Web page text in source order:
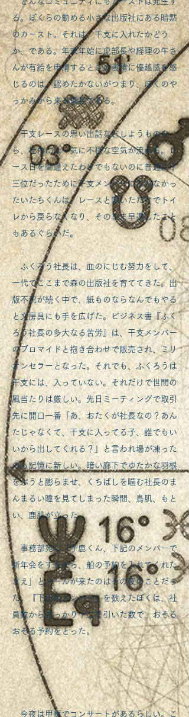
る。ぼくらの勤める小さな出版社にある暗黙
のカースト。それは、干支に入れたかどう
か、である。年末年始に虎部長や経理の牛さ
んが有給を申請するときの表情に優越感を感
じるのは、認めたかないがつまり、ぼくのや
っかみから来る偏見である。
干支レースの思い出話などしようものな
ら、社内には一気に不穏な空気が流れる。レ
ース日を間違えたわけでもないのに普通に十
三位だったために干支メンバーになれなかっ
たいたちくんは、レースと聞いただけでトイ
レから戻らなくなり、そのまま早退したこと
もあるぐらいだ。
ふくろう社長は、血のにじむ努力をして、
一代でここまで森の出版社を育ててきた。出
版不況が続く中で、紙ものならなんでもやる
と文房具にも手を広げた。ビジネス書『ふく
ろう社長の多大なる苦労』は、干支メンバー
のブロマイドと抱き合わせで販売され、ミリ
オンセラーとなった。それでも、ふくろうは
干支には、入っていない。それだけで世間の
風当たりは厳しい。先日ミーティングで取引
先に開口一番「あ、おたくが社長なの？あん
たじゃなくて、干支に入ってる子、誰でもい
いから出してくれる？」と言われ場が凍った
のも記憶に新しい。暗い廊下でゆたかな羽根
をぶうと膨らませ、くちばしを噛む社長のま
んまるい瞳を見てしまった瞬間、鳥肌、もと
い、鹿肌が立った。
事務部宛に「子鹿くん、下記のメンバーで
新年会をするから、船の予約を入れてくれた
まえ」とメールが来たのはその夜のことだっ
た。『下記のメンバー』を数えたぼくは、社
員数からきっかり十二を引いた数で、おそる
おそる予約をとった。
今夜は甲板でコンサートがあるらしい。こ